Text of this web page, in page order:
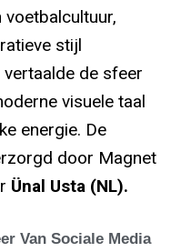
voetbalcultuur,
stijl
de sfeer
visuele taal
energie. De
door Magnet
Ünal Usta (NL).
Van Sociale Media